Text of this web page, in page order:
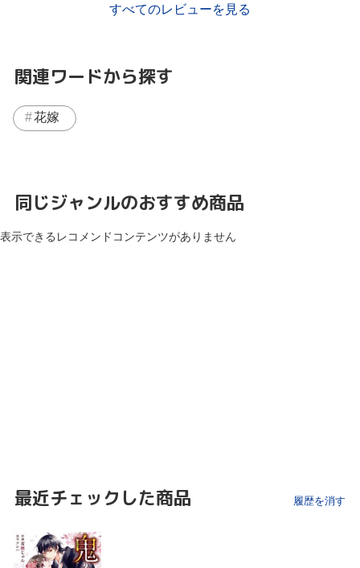
すべてのレビューを見る
関連ワードから探す
花嫁
同じジャンルのおすすめ商品
表示できるレコメンドコンテンツがありません
最近チェックした商品 履歴を消す